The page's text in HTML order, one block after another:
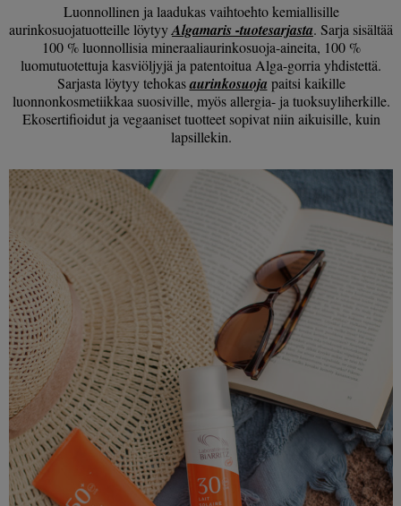
Luonnollinen ja laadukas vaihtoehto kemiallisille
aurinkosuojatuotteille löytyyAlgamaris -tuotesarjasta. Sarja sisältää
100 % luonnollisia mineraaliaurinkosuoja-aineita, 100 %
luomutuotettuja kasviöljyjä ja patentoitua Alga-gorria yhdistettä.
Sarjasta löytyy tehokasaurinkosuoja paitsi kaikille
luonnonkosmetiikkaa suosiville, myös allergia- ja tuoksuyliherkille.
Ekosertifioidut ja vegaaniset tuotteet sopivat niin aikuisille, kuin
lapsillekin.